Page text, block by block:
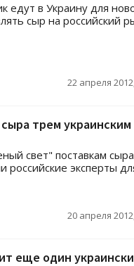
едут в Украину для
сыр на российский
22 апреля
трем украинским
свет" поставкам
российские эксперты
20 апреля
еще один